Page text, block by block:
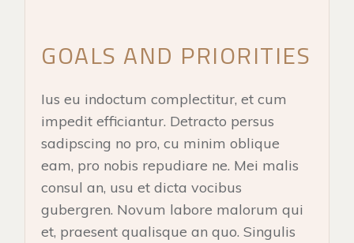
GOALS AND PRIORITIES
Ius eu indoctum complectitur, et cum
impedit efficiantur. Detracto persus
sadipscing no pro, cu minim oblique
eam, pro nobis repudiare ne. Mei malis
consul an, usu et dicta vocibus
gubergren. Novum labore malorum qui
et, praesent qualisque an quo. Singulis